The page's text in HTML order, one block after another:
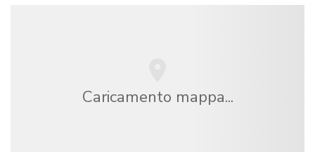
Caricamento mappa...